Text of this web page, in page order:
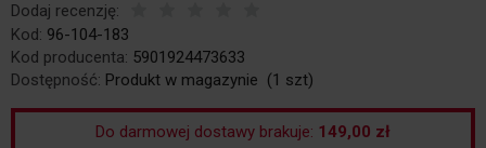
Dodaj recenzję:
Kod: 96-104-183
Kod producenta: 5901924473633
Dostępność: Produkt w magazynie (1 szt)
Do darmowej dostawy brakuje: 149,00 zł